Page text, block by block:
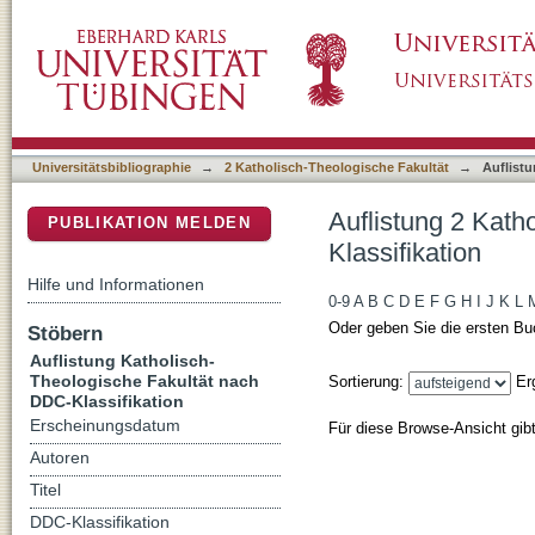
Universitätsbibliographie → 2 Katholisch-Theologische Fakultät →
Auflistung 2
Klassifikation
0-9 A B C D E F G H J K L
Oder geben Sie die ersten
Sortierung:
Für diese Browse-Ansicht
PUBLIKATION MELDEN
Hilfe und Informationen
Stöbern
Auflistung Katholisch-
Theologische Fakultät nach
DDC-Klassifikation
Erscheinungsdatum
Autoren
Titel
DDC-Klassifikation